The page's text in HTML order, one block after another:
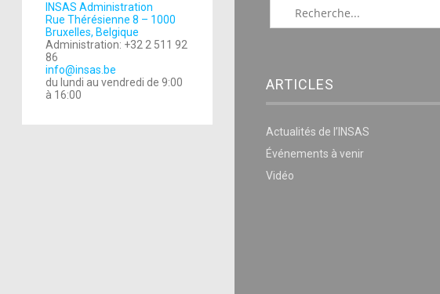
INSAS Administration
Rue Thérésienne 8 – 1000
Bruxelles, Belgique
Administration: +32 2 511 92
86
info@insas.be
du lundi au vendredi de 9:00
à 16:00
ARTICLES
Actualités de l’INSAS
Événements à venir
Vidéo